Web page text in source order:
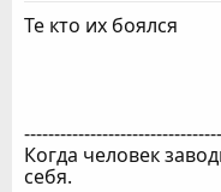
Те кто их боялся
Когда человек
себя.